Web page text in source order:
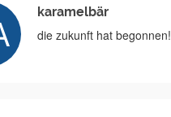
karamelbär
die zukunft hat begonnen!